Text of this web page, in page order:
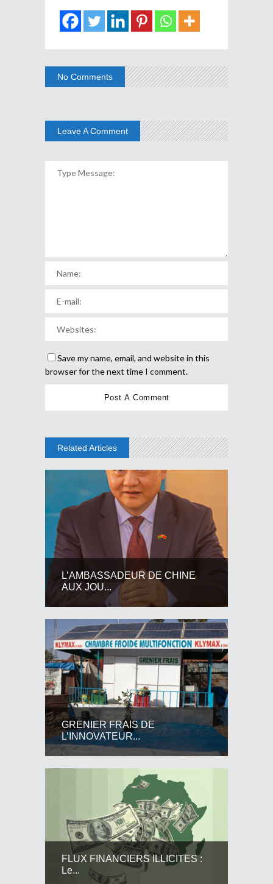
No Comments
Leave A Comment
Save my name, email, and website in this
browser for the next time I comment.
Related Articles
L’AMBASSADEUR DE CHINE
AUX JOU...
GRENIER FRAIS DE
L’INNOVATEUR...
FLUX FINANCIERS ILLICITES :
Le...